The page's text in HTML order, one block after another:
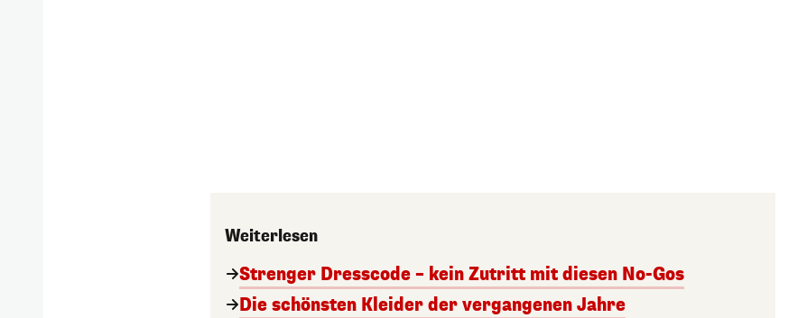
Weiterlesen
Strenger Dresscode – kein Zutritt mit diesen No-Gos
Die schönsten Kleider der vergangenen Jahre